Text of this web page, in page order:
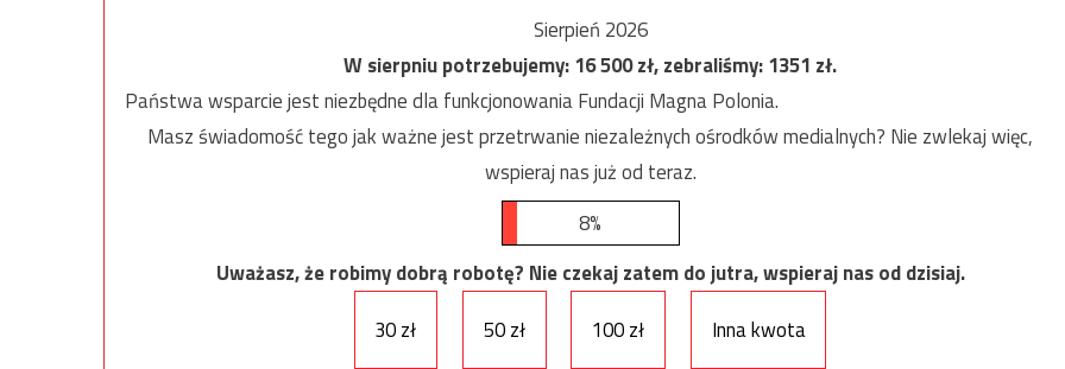
Sierpień 2026
W sierpniu potrzebujemy:16 500zł, zebraliśmy:1351 zł.
Państwa wsparcie jest niezbędne dla funkcjonowania Fundacji Magna Polonia.
Masz świadomość tego jak ważne jest przetrwanie niezależnych ośrodków medialnych? Nie zwlekaj więc,
wspieraj nas już od teraz.
8%
Uważasz, że robimy dobrą robotę? Nie czekaj zatem do jutra, wspieraj nas od dzisiaj.
30 zł
50 zł 100 zł
Inna kwota